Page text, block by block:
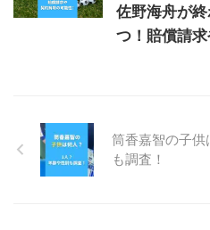
佐野海舟が
つ！賠償請
筒香嘉智の子供
も調査！